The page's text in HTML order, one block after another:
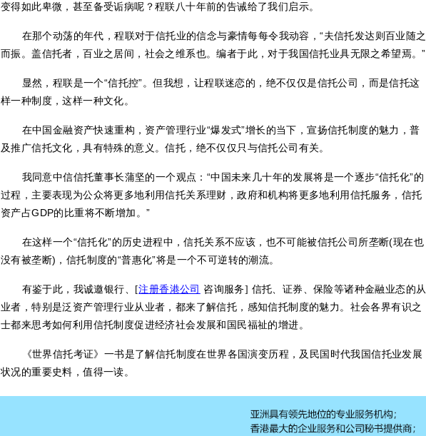
变得如此卑微，甚至备受诟病呢？程联八十年前的告诫给了我们启示。
在那个动荡的年代，程联对于信托业的信念与豪情每每令我动容，“夫信托发达则百业随之
而振。盖信托者，百业之居间，社会之维系也。编者于此，对于我国信托业具无限之希望焉。”
显然，程联是一个“信托控”。但我想，让程联迷恋的，绝不仅仅是信托公司，而是信托这
样一种制度，这样一种文化。
在中国金融资产快速重构，资产管理行业“爆发式”增长的当下，宣扬信托制度的魅力，普
及推广信托文化，具有特殊的意义。信托，绝不仅仅只与信托公司有关。
我同意中信信托董事长蒲坚的一个观点：“中国未来几十年的发展将是一个逐步“信托化”的
过程，主要表现为公众将更多地利用信托关系理财，政府和机构将更多地利用信托服务，信托
资产占GDP的比重将不断增加。”
在这样一个“信托化”的历史进程中，信托关系不应该，也不可能被信托公司所垄断(现在也
没有被垄断) ，信托制度的“普惠化”将是一个不可逆转的潮流。
有鉴于此，我诚邀银行、 [注册香港公司 咨询服务] 信托、证券、保险等诸种金融业态的从
业者，特别是泛资产管理行业从业者，都来了解信托，感知信托制度的魅力。社会各界有识之
士都来思考如何利用信托制度促进经济社会发展和国民福祉的增进。
《世界信托考证》一书是了解信托制度在世界各国演变历程，及民国时代我国信托业发展
状况的重要史料，值得一读。